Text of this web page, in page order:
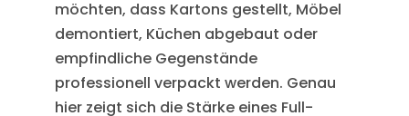
möchten, dass Kartons gestellt, Möbel
demontiert, Küchen abgebaut oder
empfindliche Gegenstände
professionell verpackt werden. Genau
hier zeigt sich die Stärke eines Full-